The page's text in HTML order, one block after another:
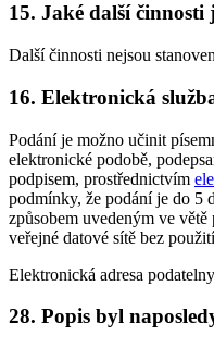
15. Jaké další
Další činnosti nejsou
16. Elektronická
Podání je možno učinit
elektronické podobě,
podpisem, prostřednictvím
podmínky, že podání je do 5
způsobem uvedeným ve
veřejné datové sítě bez
Elektronická adresa
28. Popis byl